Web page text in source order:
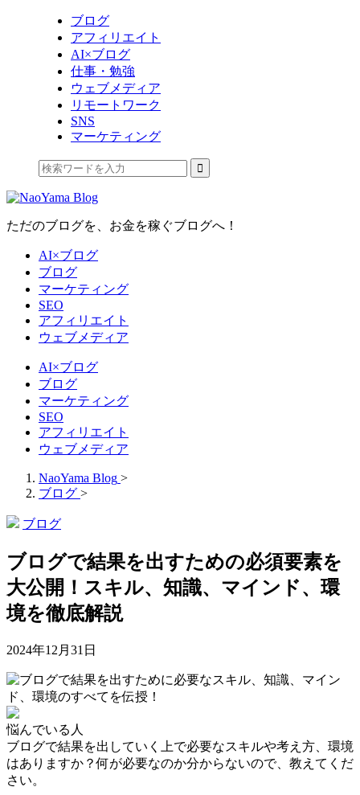
ブログ
アフィリエイト
AI×ブログ
仕事・勉強
ウェブメディア
リモートワーク
SNS
マーケティング
ただのブログを、お金を稼ぐブログへ！
AI×ブログ
ブログ
マーケティング
SEO
アフィリエイト
ウェブメディア
AI×ブログ
ブログ
マーケティング
SEO
アフィリエイト
ウェブメディア
NaoYama Blog >
ブログ >
ブログ
ブログで結果を出すための必須要素を
大公開！スキル、知識、マインド、環
境を徹底解説
2024年12月31日
悩んでいる人
ブログで結果を出していく上で必要なスキルや考え方、環境
はありますか？何が必要なのか分からないので、教えてくだ
さい。